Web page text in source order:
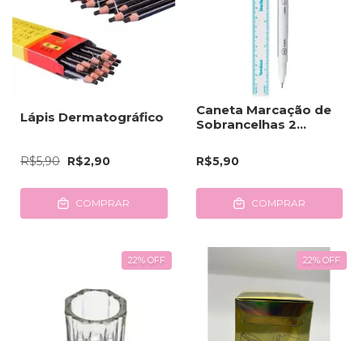
Lápis Dermatográfico
R$5,90 R$2,90
COMPRAR
Caneta Marcação de
Sobrancelhas 2
R$5,90
COMPRAR
22% OFF 22% OFF